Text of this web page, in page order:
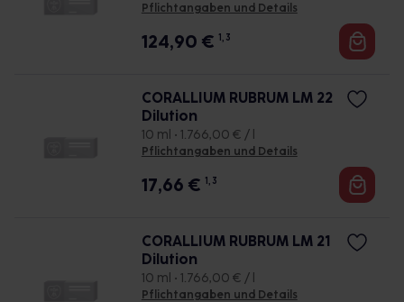
Pflichtangaben und Details
124,90 € 1, 3
CORALLIUM RUBRUM LM 22
Dilution
10 ml • 1.766,00 € / l
Pflichtangaben und Details
17,66 € 1, 3
CORALLIUM RUBRUM LM 21
Dilution
10 ml • 1.766,00 € / l
Pflichtangaben und Details